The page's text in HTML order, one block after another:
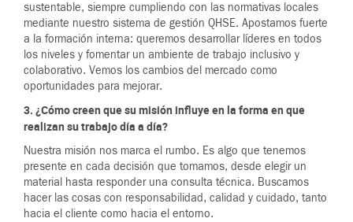
sustentable, siempre cumpliendo con las normativas locales
mediante nuestro sistema de gestión QHSE. Apostamos fuerte
a la formación interna: queremos desarrollar líderes en todos
los niveles y fomentar un ambiente de trabajo inclusivo y
colaborativo. Vemos los cambios del mercado como
oportunidades para mejorar.
3. ¿Cómo creen que su misión influye en la forma en que
realizan su trabajo día a día?
Nuestra misión nos marca el rumbo. Es algo que tenemos
presente en cada decisión que tomamos, desde elegir un
material hasta responder una consulta técnica. Buscamos
hacer las cosas con responsabilidad, calidad y cuidado, tanto
hacia el cliente como hacia el entorno.